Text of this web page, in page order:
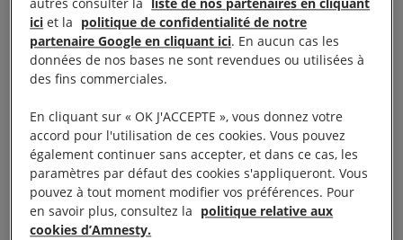
Café débat : Le droit des femmes dans le monde en
2025, où en sommes nous ? à 18h30
ici et la politique de confidentialité de notre
partenaire Google en cliquant ici. En aucun cas les
données de nos bases ne sont revendues ou utilisées à
des fins commerciales.
En cliquant sur « OK J'ACCEPTE », vous donnez votre
accord pour l'utilisation de ces cookies. Vous pouvez
également continuer sans accepter, et dans ce cas, les
paramètres par défaut des cookies s'appliqueront. Vous
pouvez à tout moment modifier vos préférences. Pour
en savoir plus, consultez la politique relative aux
cookies d’Amnesty.